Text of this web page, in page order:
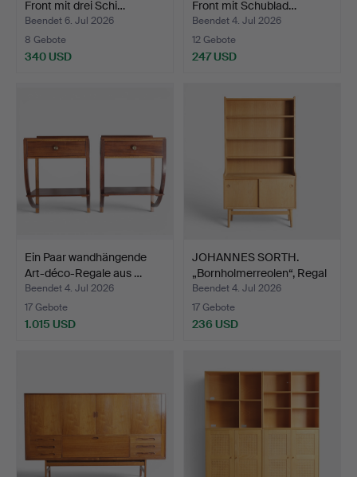
Front mit drei Schi…
Beendet 6. Jul 2026
8 Gebote
340 USD
Front mit Schublad…
Beendet 4. Jul 2026
12 Gebote
247 USD
Ein Paar wandhängende
Art-déco-Regale aus …
Beendet 4. Jul 2026
17 Gebote
1.015 USD
JOHANNES SORTH.
„Bornholmerreolen“, Regal
…
Beendet 4. Jul 2026
17 Gebote
236 USD